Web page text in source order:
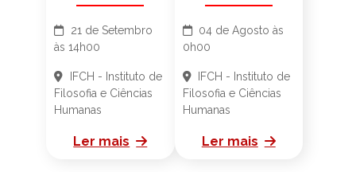
21 de Setembro
às 14h00
IFCH - Instituto de
Filosofia e Ciências
Humanas
Ler mais
04 de Agosto às
0h00
IFCH - Instituto de
Filosofia e Ciências
Humanas
Ler mais